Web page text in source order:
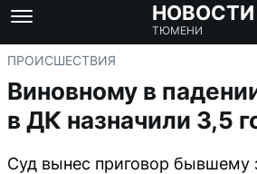
НОВОСТИ
ТЮМЕНИ
ПРОИСШЕСТВИЯ
Виновному в
в ДК назначили 3,5
Суд вынес приговор бывшему